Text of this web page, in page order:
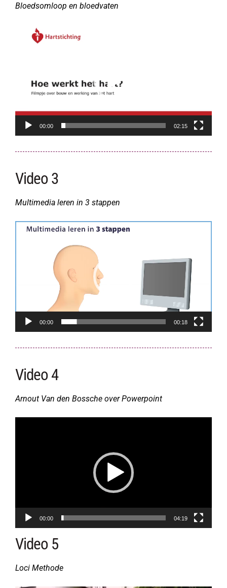
Bloedsomloop en bloedvaten
Videospeler
00:00 02:15
Video 3
Multimedia leren in 3 stappen
Videospeler
00:00 00:18
Video 4
Arnout Van den Bossche over Powerpoint
00:00 04:19
Video 5
Loci Methode